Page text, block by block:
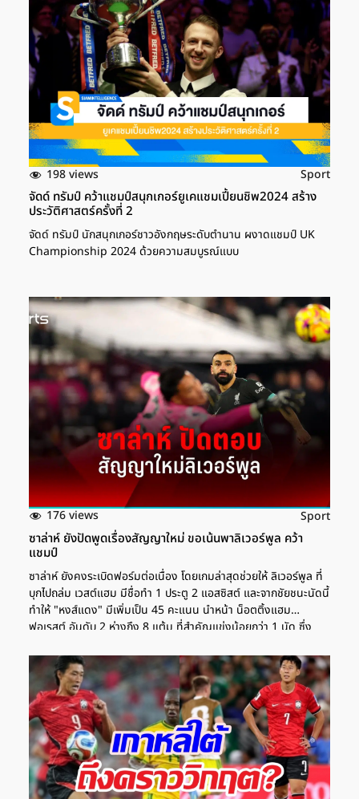
198 views Sport
จัดด์ ทรัมป์ คว้าแชมป์สนุกเกอร์ยูเคแชมเปี้ยนชิพ2024 สร้าง
ประวัติศาสตร์ครั้งที่ 2
จัดด์ ทรัมป์ นักสนุกเกอร์ชาวอังกฤษระดับตำนาน ผงาดแชมป์ UK
Championship 2024 ด้วยความสมบูรณ์แบบ
176 views Sport
ซาล่าห์ ยังปัดพูดเรื่องสัญญาใหม่ ขอเน้นพาลิเวอร์พูล คว้า
แชมป์
ซาล่าห์ ยังคงระเบิดฟอร์มต่อเนื่อง โดยเกมล่าสุดช่วยให้ ลิเวอร์พูล ที่
บุกไปถล่ม เวสต์แฮม มีชื่อทำ 1 ประตู 2 แอสซิสต์ และจากชัยชนะนัดนี้
ทำให้ "หงส์แดง" มีเพิ่มเป็น 45 คะแนน นำหน้า น็อตติ้งแฮม
ฟอเรสต์ อันดับ 2 ห่างถึง 8 แต้ม ที่สำคัญแข่งน้อยกว่า 1 นัด ซึ่ง
อเล็กซานเดอร์ อาร์โนลด์ และ เฟอร์จิล ฟาน ไดค์จ ที่สัญญากำลังจะ
หมดลง ได้บอกเรื่องสัญญาใหม่กับทาง สกายสปอร์ตส ว่า ผลบอล
พรีเมียร์ลีก ลิเวอร์พูล ฟอร์มสุดโหด บุกถล่ม เวสต์แฮม 5-0
"ลิเวอร์พูล" พร้อมปล่อย "ซาล่าห์" หากได้ไม่ต่ำ 100 […]